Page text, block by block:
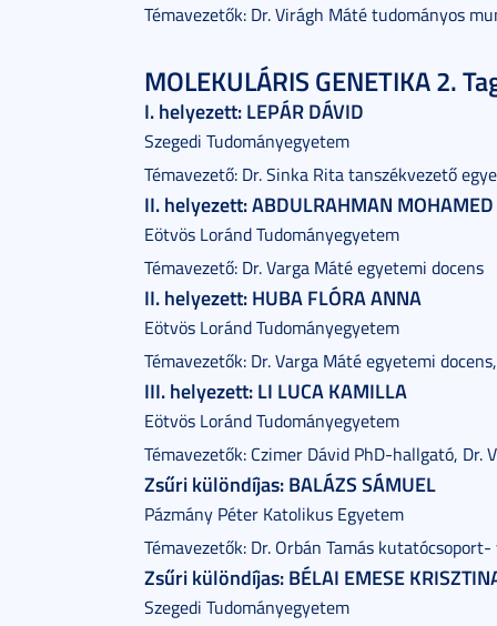
Témavezetők: Dr. Virágh Máté tudományos
MOLEKULÁRIS GENETIKA 2.
I. helyezett: LEPÁR DÁVID
Szegedi Tudományegyetem
Témavezető: Dr. Sinka Rita tanszékvezető
II. helyezett: ABDULRAHMAN
Eötvös Loránd Tudományegyetem
Témavezető: Dr. Varga Máté egyetemi docens
II. helyezett: HUBA FLÓRA ANNA
Eötvös Loránd Tudományegyetem
Témavezetők: Dr. Varga Máté egyetemi
III. helyezett: LI LUCA KAMILLA
Eötvös Loránd Tudományegyetem
Témavezetők: Czimer Dávid PhD-hallgató, Dr.
Zsűri különdíjas: BALÁZS SÁMUEL
Pázmány Péter Katolikus Egyetem
Témavezetők: Dr. Orbán Tamás
Zsűri különdíjas: BÉLAI EMESE
Szegedi Tudományegyetem